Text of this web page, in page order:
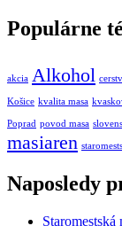
Populárne
akcia Alkohol
Košice kvalita masa
Poprad povod masa
masiaren
Naposledy